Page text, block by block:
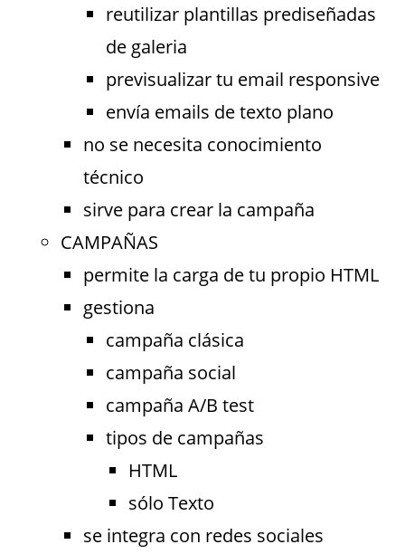
reutilizar plantillas prediseñadas
de galeria
previsualizar tu email responsive
envía emails de texto plano
no se necesita conocimiento
técnico
sirve para crear la campaña
CAMPAÑAS
permite la carga de tu propio HTML
gestiona
campaña clásica
campaña social
campaña A/B test
tipos de campañas
HTML
sólo Texto
se integra con redes sociales